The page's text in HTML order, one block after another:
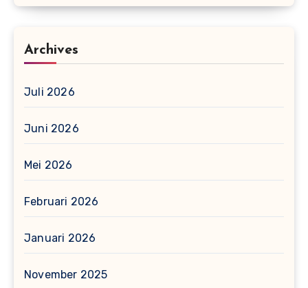
Archives
Juli 2026
Juni 2026
Mei 2026
Februari 2026
Januari 2026
November 2025